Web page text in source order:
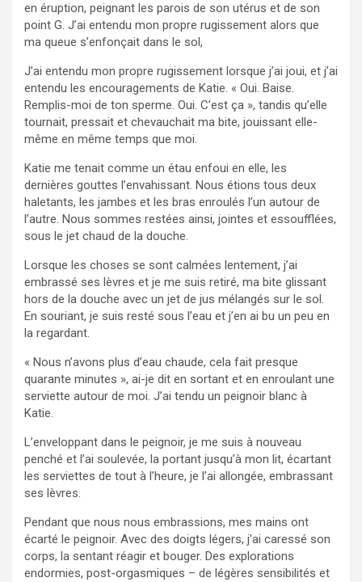
en éruption, peignant les parois de son utérus et de son
point G. J’ai entendu mon propre rugissement alors que
ma queue s’enfonçait dans le sol,
J’ai entendu mon propre rugissement lorsque j’ai joui, et j’ai
entendu les encouragements de Katie. « Oui. Baise.
Remplis-moi de ton sperme. Oui. C’est ça », tandis qu’elle
tournait, pressait et chevauchait ma bite, jouissant elle-
même en même temps que moi.
Katie me tenait comme un étau enfoui en elle, les
dernières gouttes l’envahissant. Nous étions tous deux
haletants, les jambes et les bras enroulés l’un autour de
l’autre. Nous sommes restées ainsi, jointes et essoufflées,
sous le jet chaud de la douche.
Lorsque les choses se sont calmées lentement, j’ai
embrassé ses lèvres et je me suis retiré, ma bite glissant
hors de la douche avec un jet de jus mélangés sur le sol.
En souriant, je suis resté sous l’eau et j’en ai bu un peu en
la regardant.
« Nous n’avons plus d’eau chaude, cela fait presque
quarante minutes », ai-je dit en sortant et en enroulant une
serviette autour de moi. J’ai tendu un peignoir blanc à
Katie.
L’enveloppant dans le peignoir, je me suis à nouveau
penché et l’ai soulevée, la portant jusqu’à mon lit, écartant
les serviettes de tout à l’heure, je l’ai allongée, embrassant
ses lèvres.
Pendant que nous nous embrassions, mes mains ont
écarté le peignoir. Avec des doigts légers, j’ai caressé son
corps, la sentant réagir et bouger. Des explorations
endormies, post-orgasmiques – de légères sensibilités et